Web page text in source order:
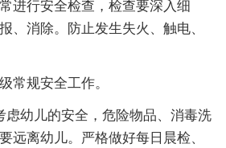
进行安全检查，检查要深入细
、消除。防止发生失火、触电、
常规安全工作。
虑幼儿的安全，危险物品、消毒洗
远离幼儿。严格做好每日晨检、